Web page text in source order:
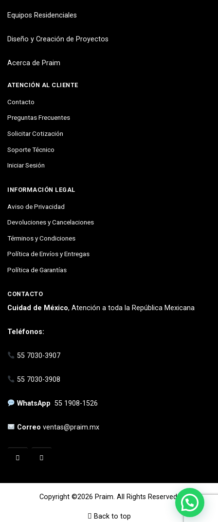
Equipos Residenciales
Diseño y Creación de Proyectos
Acerca de Praim
ATENCIÓN AL CLIENTE
Contacto
Preguntas Frecuentes
Solicitar Cotización
Soporte Técnico
Iniciar Sesión
INFORMACIÓN LEGAL
Aviso de Privacidad
Devoluciones y Cancelaciones
Términos y Condiciones
Política de Envíos y Entregas
Política de Garantías
CONTACTO
Cuidad de México, Atención a toda la República Mexicana
Teléfonos:
55 7030-3907
55 7030-3908
WhatsApp55 1908-1526
Correoventas@praim.mx
Copyright ©2026 Praim. All Rights Reserved.
Back to top